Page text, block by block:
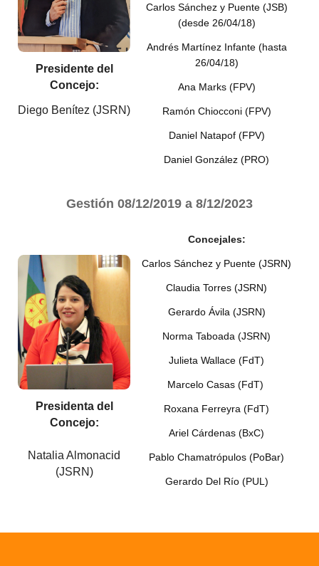
Presidente del
Concejo:
Diego Benítez (JSRN)
Carlos Sánchez y Puente (JSB)
(desde 26/04/18)
Andrés Martínez Infante (hasta
26/04/18)
Ana Marks (FPV)
Ramón Chiocconi (FPV)
Daniel Natapof (FPV)
Daniel González (PRO)
Gestión 08/12/2019 a 8/12/2023
Presidenta del
Concejo:
Natalia Almonacid
(JSRN)
Concejales:
Carlos Sánchez y Puente (JSRN)
Claudia Torres (JSRN)
Gerardo Ávila (JSRN)
Norma Taboada (JSRN)
Julieta Wallace (FdT)
Marcelo Casas (FdT)
Roxana Ferreyra (FdT)
Ariel Cárdenas (BxC)
Pablo Chamatrópulos (PoBar)
Gerardo Del Río (PUL)